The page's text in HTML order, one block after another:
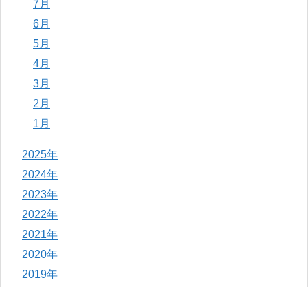
7月
6月
5月
4月
3月
2月
1月
2025年
2024年
2023年
2022年
2021年
2020年
2019年